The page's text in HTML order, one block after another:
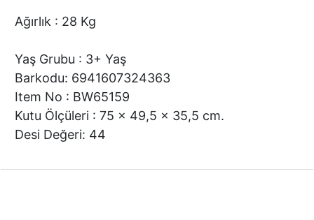
Ağırlık : 28 Kg
Yaş Grubu : 3+ Yaş
Barkodu: 6941607324363
Item No : BW65159
Kutu Ölçüleri : 75 x 49,5 x 35,5 cm.
Desi Değeri: 44